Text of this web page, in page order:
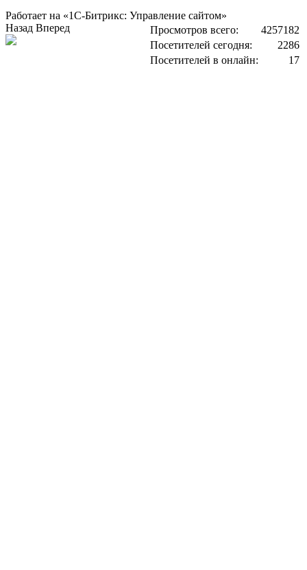
Работает на «1С-Битрикс: Управление сайтом»
Просмотров всего:
4257182
Посетителей сегодня:
2286
Посетителей в онлайн:
17
Назад Вперед